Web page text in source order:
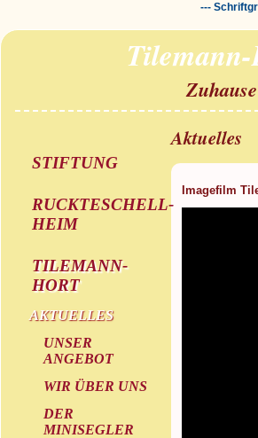
---
STIFTUNG
RUCKTESCHELL-
HEIM
TILEMANN-
HORT
AKTUELLES
UNSER
ANGEBOT
WIR ÜBER UNS
DER
MINISEGLER
Aktuelles
Imagefilm